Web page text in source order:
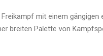
mit einem gängigen
breiten Palette von